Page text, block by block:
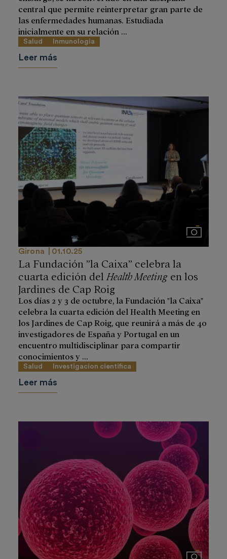
central que permite reinterpretar gran parte de
las enfermedades humanas. Estudiada
inicialmente en su relación ...
Salud Inmunologia
Leer más
Imágenes
Girona 01.10.25
La Fundación ”la Caixa” celebra la
cuarta edición del Health Meeting en los
Jardines de Cap Roig
Los días 2 y 3 de octubre, la Fundación "la Caixa"
celebra la cuarta edición del Health Meeting en
los Jardines de Cap Roig, que reunirá a más de 40
investigadores de España y Portugal en un
encuentro multidisciplinar para compartir
conocimientos y ...
Salud Investigacion cientifica
Leer más
Imágenes